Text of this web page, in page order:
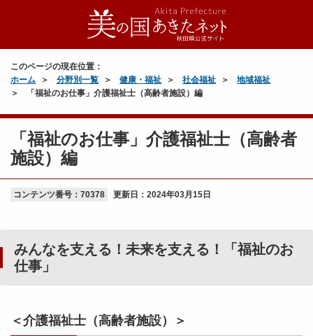
このページの現在位置：
ホーム
分野別一覧 健康・福祉 社会福祉
地域福祉
「福祉のお仕事」介護福祉士（高齢者施設）編
「福祉のお仕事」介護福祉士（高齢者
施設）編
コンテンツ番号：70378 更新日： 2024年03月15日
みんなを支える！未来を支える！「福祉のお
仕事」
＜介護福祉士（高齢者施設）＞